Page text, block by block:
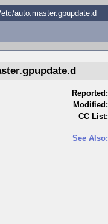
auto.master.gpupdate.d
Reported:
Modified:
CC List:
See Also: